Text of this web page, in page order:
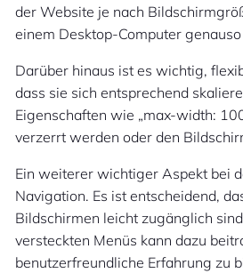
der Website je nach
einem Desktop-Computer
Darüber hinaus ist es wichtig,
dass sie sich entsprechend
Eigenschaften wie „max-width:
verzerrt werden oder den
Ein weiterer wichtiger Aspekt bei
Navigation. Es ist entscheidend,
Bildschirmen leicht zugänglich
versteckten Menüs kann dazu
benutzerfreundliche Erfahrung zu